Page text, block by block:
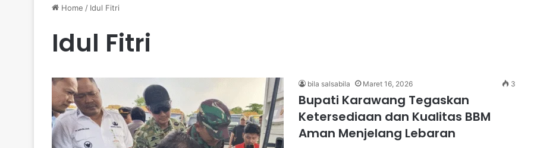
Home / Idul Fitri
Idul Fitri
bila salsabila Maret 16, 2026 3
Bupati Karawang Tegaskan
Ketersediaan dan Kualitas BBM
Aman Menjelang Lebaran